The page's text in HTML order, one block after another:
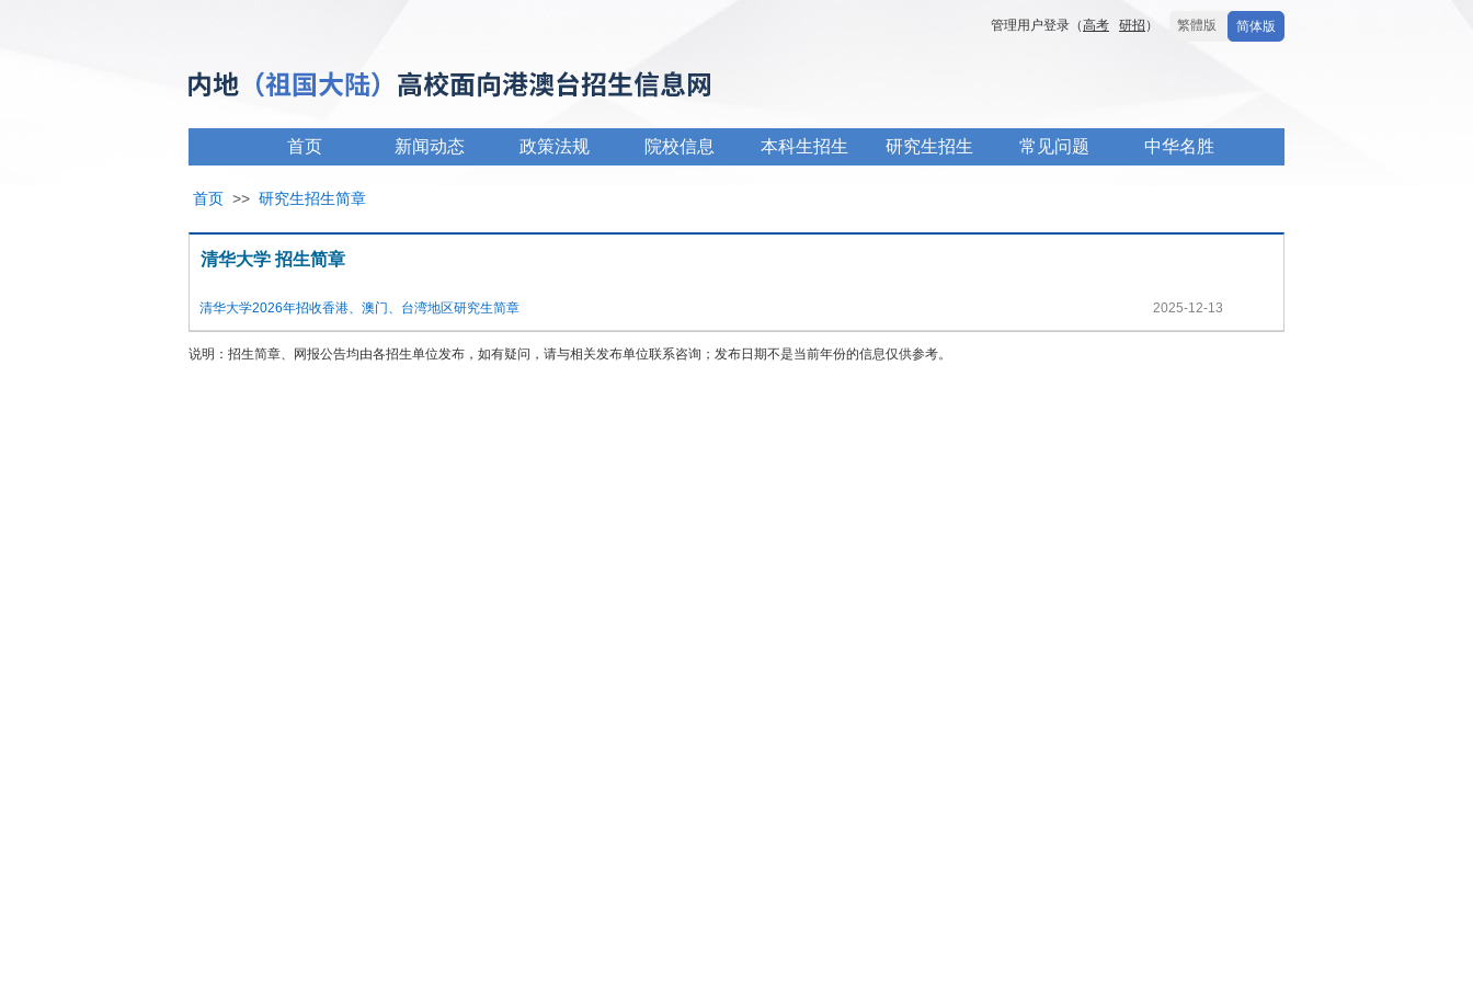
简体版
繁體版
管理用户登录（高考 研招 ）
首页 新闻动态 政策法规 院校信息 本科生招生 研究生招生 常见问题 中华名胜
首页 >> 研究生招生简章
清华大学 招生简章
清华大学2026年招收香港、澳门、台湾地区研究生简章 2025-12-13
说明：招生简章、网报公告均由各招生单位发布，如有疑问，请与相关发布单位联系咨询；发布日期不是当前年份的信息仅供参考。